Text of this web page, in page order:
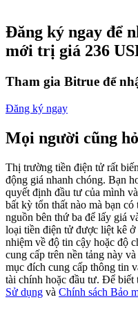
Tham gia cùng các nhà
Đăng ký ngay để
mới trị giá 236
Tham gia Bitrue để
Đăng ký ngay
Mọi người cũng
Thị trường tiền điện tử rất
động giá nhanh chóng. Bạn
quyết định đầu tư của mình
bất kỳ tổn thất nào mà bạn
nguồn bên thứ ba để lấy giá
loại tiền điện tử được liệt kê
nhiệm về độ tin cậy hoặc độ
cung cấp trên nền tảng này
mục đích cung cấp thông tin
tài chính hoặc đầu tư. Để biết
Sử dụng và Chính sách Bảo